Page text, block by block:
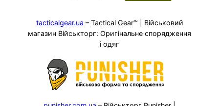
tacticalgear.ua – Tactical Gear™ | Військовий
магазин Військторг: Оригінальне спорядження
і одяг